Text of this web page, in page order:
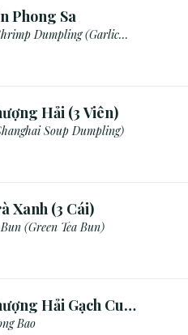
Phong Sa
Dumpling (Garlic
Hải (3 Viên)
Soup Dumpling)
Xanh (3 Cái)
(Green Tea Bun)
Hải Gạch Cua
Bao